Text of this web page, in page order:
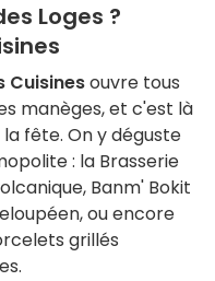
Loges ?
Cuisinesouvre tous
manèges, et c'est là
fête. On y déguste
: la Brasserie
Banm' Bokit
ou encore
grillés